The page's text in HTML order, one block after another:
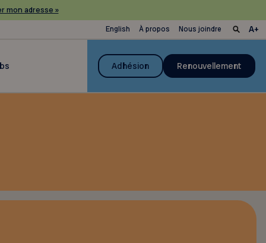
mon adresse »
English À propos Nous joindre
Adhésion Renouvellement